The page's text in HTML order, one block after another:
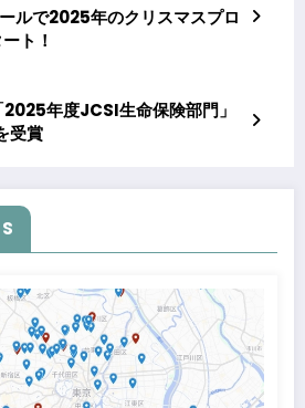
ルで2025年のクリスマスプロ
ト！
年度JCSI生命保険部門」
受賞